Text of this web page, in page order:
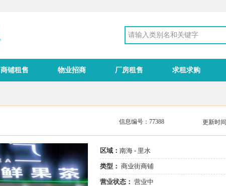
商铺租售 物业招商 厂房租售 求租求购
信息编号：77388 更新时
区域： 南海 - 里水
类型： 商业街商铺
营业状态： 营业中